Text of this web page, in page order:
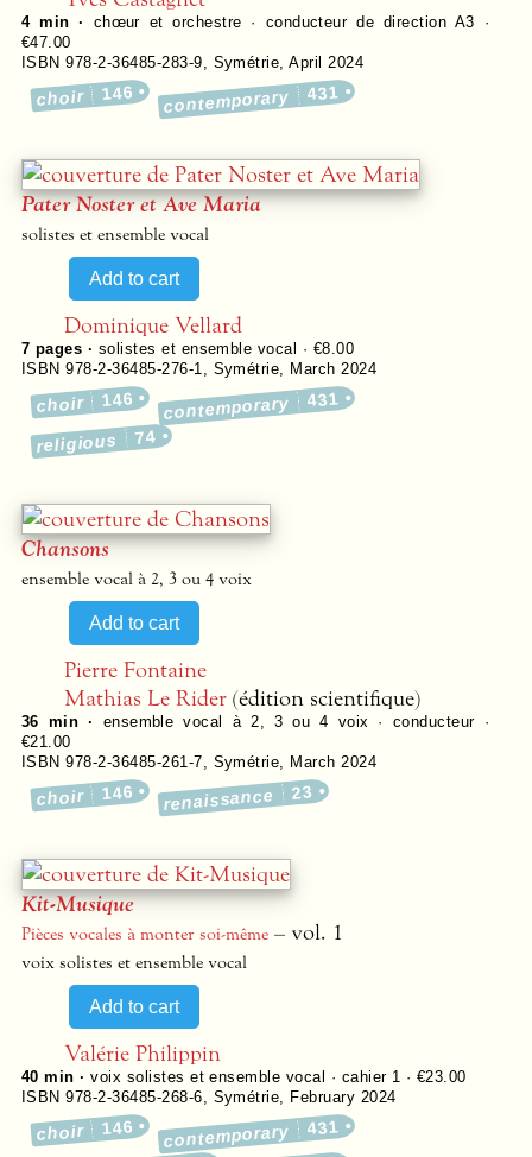
4 min · chœur et orchestre · conducteur de direction A3 ·
€47.00
ISBN 978-2-36485-283-9
Symétrie ,April 2024
choir 146 contemporary 431
Pater Noster et Ave Maria
solistes et ensemble vocal
Dominique Vellard
7 pages · solistes et ensemble vocal · €8.00
ISBN 978-2-36485-276-1
Symétrie March 2024
choir 146 contemporary 431
religious 74
Chansons
ensemble vocal à 2, 3 ou 4 voix
Pierre Fontaine
Mathias Le Rider (édition scientifique)
36 min · ensemble vocal à 2, 3 ou 4 voix · conducteur ·
€21.00
ISBN 978-2-36485-261-7
Symétrie March 2024
choir 146 renaissance 23
Kit-Musique
Pièces vocales à monter soi-même – vol. 1
voix solistes et ensemble vocal
Valérie Philippin
40 min ·voix solistes et ensemble vocal · cahier 1 · €23.00
ISBN 978-2-36485-268-6
Symétrie February 2024
choir 146 contemporary 431